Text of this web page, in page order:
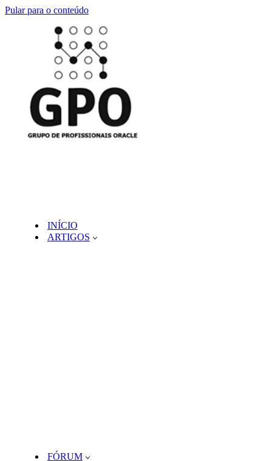
Pular para o conteúdo
INÍCIO
ARTIGOS
FÓRUM